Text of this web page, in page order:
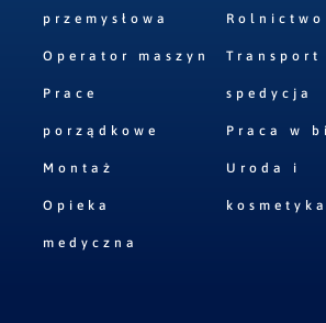
przemysłowa
Operator maszyn
Prace
porządkowe
Montaż
Opieka
medyczna
Rolnictwo
Transport
spedycja
Praca w
Uroda i
kosmetyka